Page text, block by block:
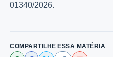
01340/2026.
COMPARTILHE ESSA MATÉRIA